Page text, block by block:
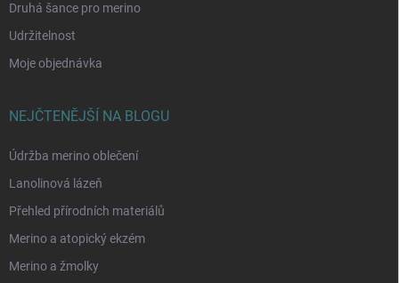
Druhá šance pro merino
Udržitelnost
Moje objednávka
NEJČTENĚJŠÍ NA BLOGU
Údržba merino oblečení
Lanolinová lázeň
Přehled přírodních materiálů
Merino a atopický ekzém
Merino a žmolky